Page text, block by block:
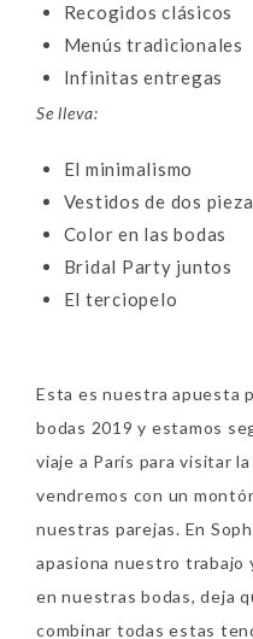
Recogidos clásicos
Menús tradicionales
Infinitas entregas
Se lleva:
El minimalismo
Vestidos de dos
Color en las bodas
Bridal Party juntos
El terciopelo
Esta es nuestra apuesta
bodas 2019 y estamos
viaje a París para visitar
vendremos con un
nuestras parejas. En
apasiona nuestro trabajo
en nuestras bodas, deja
combinar todas estas